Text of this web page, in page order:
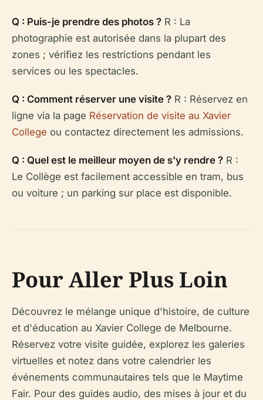
Q : Puis-je prendre des photos ? R : La
photographie est autorisée dans la plupart des
zones ; vérifiez les restrictions pendant les
services ou les spectacles.
Q : Comment réserver une visite ? R : Réservez en
ligne via la page Réservation de visite au Xavier
College ou contactez directement les admissions.
Q : Quel est le meilleur moyen de s'y rendre ? R :
Le Collège est facilement accessible en tram, bus
ou voiture ; un parking sur place est disponible.
Pour Aller Plus Loin
Découvrez le mélange unique d'histoire, de culture
et d'éducation au Xavier College de Melbourne.
Réservez votre visite guidée, explorez les galeries
virtuelles et notez dans votre calendrier les
événements communautaires tels que le Maytime
Fair. Pour des guides audio, des mises à jour et du